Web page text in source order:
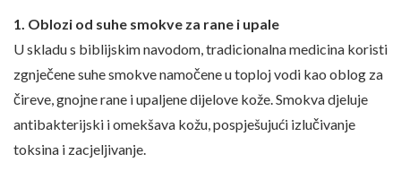
1. Oblozi od suhe smokve za rane i upale
U skladu s biblijskim navodom, tradicionalna medicina koristi
zgnječene suhe smokve namočene u toploj vodi kao oblog za
čireve, gnojne rane i upaljene dijelove kože. Smokva djeluje
antibakterijski i omekšava kožu, pospješujući izlučivanje
toksina i zacjeljivanje.